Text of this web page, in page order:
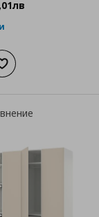
,01лв
в кошницата
Добави към